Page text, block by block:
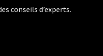
conseils d’experts.